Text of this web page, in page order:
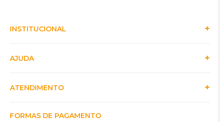
INSTITUCIONAL
AJUDA
ATENDIMENTO
FORMAS DE PAGAMENTO